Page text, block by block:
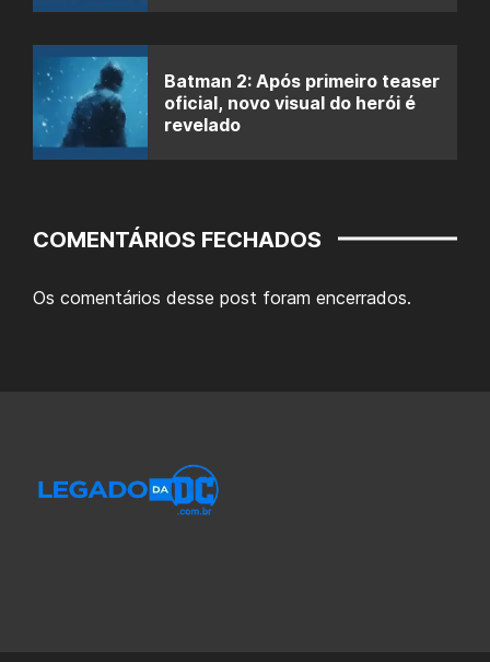
Batman 2: Após primeiro teaser
oficial, novo visual do herói é
revelado
COMENTÁRIOS FECHADOS
Os comentários desse post foram encerrados.